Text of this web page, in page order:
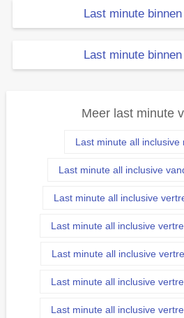
Last minute
Last minute
Meer last minute
Last minute all inclusive
Last minute all inclusive
Last minute all inclusive
Last minute all inclusive
Last minute all inclusive
Last minute all inclusive
Last minute all inclusive